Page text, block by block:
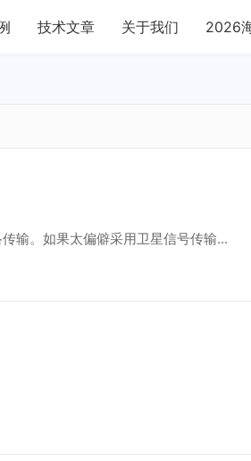
技术文章 关于我们 2026
输。如果太偏僻采用卫星信号传输...